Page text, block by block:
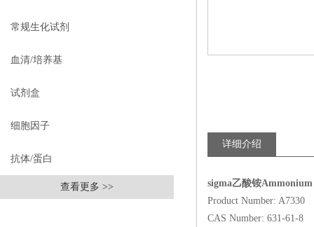
常规生化试剂
血清/培养基
试剂盒
细胞因子
抗体/蛋白
查看更多 >>
详细介绍
sigma乙酸铵Ammonium
Product Number: A7330
CAS Number: 631-61-8